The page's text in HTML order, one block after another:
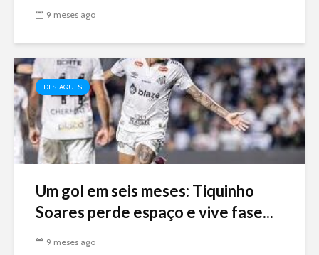
9 meses ago
DESTAQUES
Um gol em seis meses: Tiquinho
Soares perde espaço e vive fase...
9 meses ago